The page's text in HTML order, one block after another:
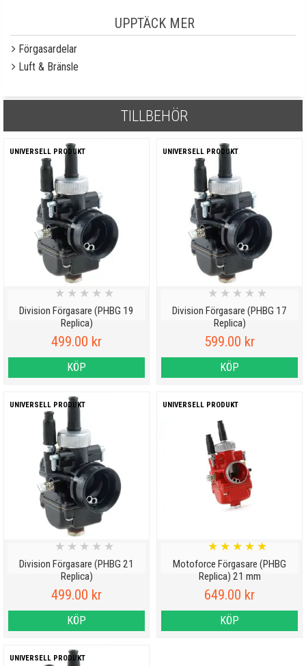
UPPTÄCK MER
Förgasardelar
Luft & Bränsle
TILLBEHÖR
UNIVERSELL PRODUKT
Division Förgasare (PHBG 19
Replica)
★ ★ ★ ★ ★
499.00 kr
KÖP
UNIVERSELL PRODUKT
Division Förgasare (PHBG 17
Replica)
★ ★ ★ ★ ★
599.00 kr
KÖP
UNIVERSELL PRODUKT
Division Förgasare (PHBG 21
Replica)
★ ★ ★ ★ ★
499.00 kr
KÖP
UNIVERSELL PRODUKT
Motoforce Förgasare (PHBG
Replica) 21 mm
★ ★ ★ ★ ★
649.00 kr
KÖP
UNIVERSELL PRODUKT